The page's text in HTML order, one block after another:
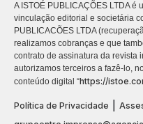
A ISTOÉ PUBLICAÇÕES LTDA
vinculação editorial e societária
PUBLICACÕES LTDA
realizamos cobranças e que
contrato de assinatura da revista
autorizamos terceiros a fazê-lo,
conteúdo digital “https://
Política de Privacidade